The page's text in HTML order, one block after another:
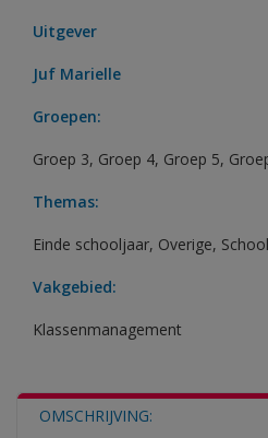
Uitgever
Juf Marielle
Groepen:
Groep 3, Groep 4, Groep 5,
Themas:
Einde schooljaar, Overige, School
Vakgebied:
Klassenmanagement
OMSCHRIJVING: